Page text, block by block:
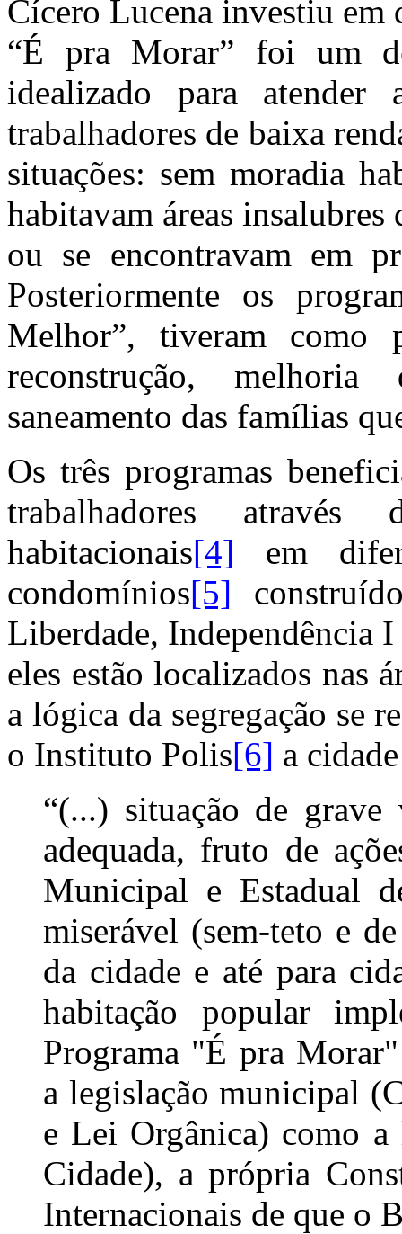
Cícero Lucena investiu em
“É pra Morar” foi um
idealizado para atender
trabalhadores de baixa
situações: sem moradia
habitavam áreas
ou se encontravam em
Posteriormente os
Melhor”, tiveram como
reconstrução,
saneamento das famílias
Os três programas
trabalhadores
habitacionais[4] em
condomínios[5]
Liberdade, Independência
eles estão localizados nas
a lógica da segregação se
o Instituto Polis[6] a
“(...) situação de
adequada, fruto de
Municipal e Estadual
miserável (sem-teto e
da cidade e até para
habitação popular
Programa "É pra
a legislação municipal
e Lei Orgânica) como a
Cidade), a própria
Internacionais de que o